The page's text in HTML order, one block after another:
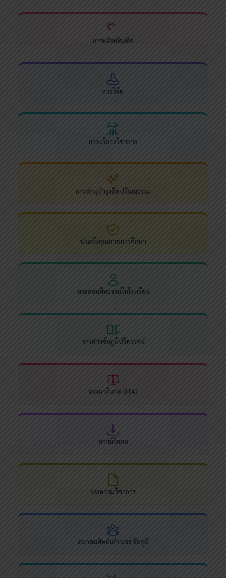
การผลิตบัณฑิต
การวิจัย
การบริการวิชาการ
การทำนุบำรุงศิลปวัฒนธรรม
ประกันคุณภาพการศึกษา
พระสอนศีลธรรมในโรงเรียน
วารสารชัยภูมิปริทรรศน์
ธรรมาภิบาล (ITA)
ดาวน์โหลด
บทความวิชาการ
สมาคมศิษย์เก่า มจร.ชัยภูมิ